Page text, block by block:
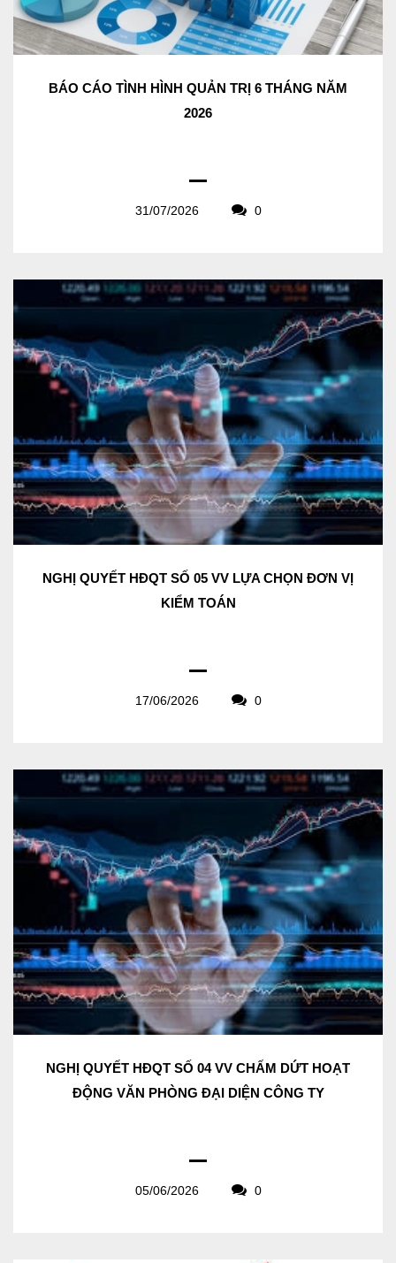
BÁO CÁO TÌNH HÌNH QUẢN TRỊ 6 THÁNG NĂM
2026
31/07/2026 0
NGHỊ QUYẾT HĐQT SỐ 05 VV LỰA CHỌN ĐƠN VỊ
KIỂM TOÁN
17/06/2026 0
NGHỊ QUYẾT HĐQT SỐ 04 VV CHẤM DỨT HOẠT
ĐỘNG VĂN PHÒNG ĐẠI DIỆN CÔNG TY
05/06/2026 0